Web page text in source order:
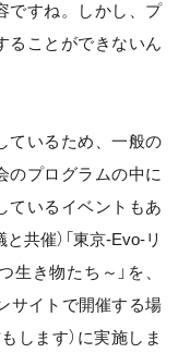
ですね。しかし、プ
ることができないん
ているため、一般の
のプログラムの中に
ているイベントもあ
共催）「東京-Evo-リ
き物たち～」を、
サイトで開催する場
します）に実施しま